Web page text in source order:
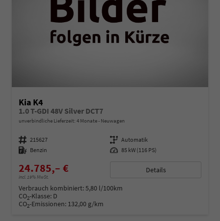
Kia K4
1.0 T-GDI 48V Silver DCT7
unverbindliche Lieferzeit: 4 Monate Neuwagen
Fahrzeugnummer 215627 Getriebe Automatik
Kraftstoff Benzin Leistung 85 kW (116 PS)
24.785,– €
incl. 19% MwSt.
Details
Verbrauch kombiniert:5,80 l/100km
CO2-Klasse: D
CO2-Emissionen: 132,00 g/km